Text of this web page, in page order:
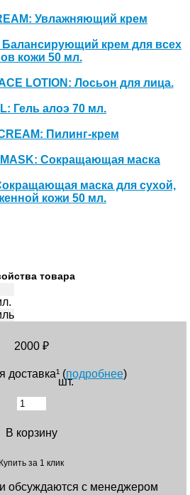
Увлажняющий крем
Балансирующий крем для всех
кожи 50 мл.
LOTION: Лосьон для лица.
Гель алоэ 70 мл.
Пилинг-крем
MASK: Сокращающая маска
маска для сухой,
кожи 50 мл.
товара
2000 ₽
доставка¹ (подробнее)
шт.
В корзину
Купить за 1 клик
обсуждаются с менеджером